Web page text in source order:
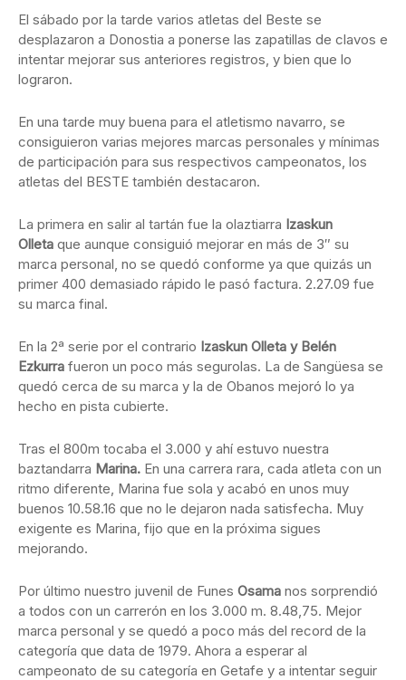
El sábado por la tarde varios atletas del Beste se
desplazaron a Donostia a ponerse las zapatillas de clavos e
intentar mejorar sus anteriores registros, y bien que lo
lograron.
En una tarde muy buena para el atletismo navarro, se
consiguieron varias mejores marcas personales y mínimas
de participación para sus respectivos campeonatos, los
atletas del BESTE también destacaron.
La primera en salir al tartán fue la olaztiarra Izaskun
Olleta que aunque consiguió mejorar en más de 3″ su
marca personal, no se quedó conforme ya que quizás un
primer 400 demasiado rápido le pasó factura. 2.27.09 fue
su marca final.
En la 2ª serie por el contrario Izaskun Olleta y Belén
Ezkurra fueron un poco más segurolas. La de Sangüesa se
quedó cerca de su marca y la de Obanos mejoró lo ya
hecho en pista cubierte.
Tras el 800m tocaba el 3.000 y ahí estuvo nuestra
baztandarra Marina. En una carrera rara, cada atleta con un
ritmo diferente, Marina fue sola y acabó en unos muy
buenos 10.58.16 que no le dejaron nada satisfecha. Muy
exigente es Marina, fijo que en la próxima sigues
mejorando.
Por último nuestro juvenil de Funes Osama nos sorprendió
a todos con un carrerón en los 3.000 m. 8.48,75. Mejor
marca personal y se quedó a poco más del record de la
categoría que data de 1979. Ahora a esperar al
campeonato de su categoría en Getafe y a intentar seguir